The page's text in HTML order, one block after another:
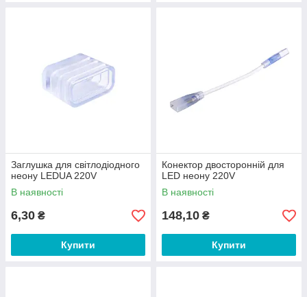
Заглушка для світлодіодного
неону LEDUA 220V
В наявності
6,30 ₴
Купити
Конектор двосторонній для
LED неону 220V
В наявності
148,10 ₴
Купити